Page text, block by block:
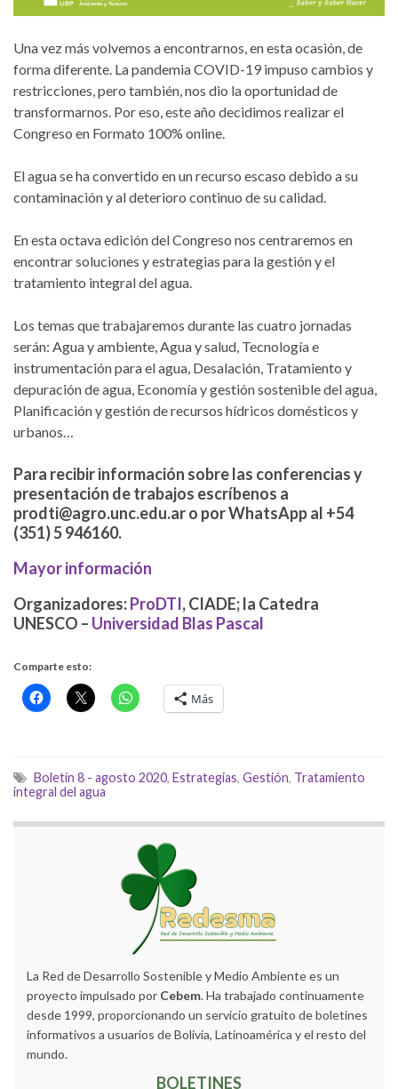
Una vez más volvemos a encontrarnos, en esta ocasión, de
forma diferente. La pandemia COVID-19 impuso cambios y
restricciones, pero también, nos dio la oportunidad de
transformarnos. Por eso, este año decidimos realizar el
Congreso en Formato 100% online.
El agua se ha convertido en un recurso escaso debido a su
contaminación y al deterioro continuo de su calidad.
En esta octava edición del Congreso nos centraremos en
encontrar soluciones y estrategias para la gestión y el
tratamiento integral del agua.
Los temas que trabajaremos durante las cuatro jornadas
serán: Agua y ambiente, Agua y salud, Tecnología e
instrumentación para el agua, Desalación, Tratamiento y
depuración de agua, Economía y gestión sostenible del agua,
Planificación y gestión de recursos hídricos domésticos y
urbanos…
Para recibir información sobre las conferencias y
presentación de trabajos escríbenos a
prodti@agro.unc.edu.ar o por WhatsApp al +54
(351) 5 946160.
Mayor información
Organizadores:ProDTI, CIADE; la Catedra
UNESCO – Universidad Blas Pascal
Comparte esto:
Más
Boletín 8 - agosto 2020, Estrategias, Gestión, Tratamiento
integral del agua
La Red de Desarrollo Sostenible y Medio Ambiente es un
proyecto impulsado por Cebem. Ha trabajado continuamente
desde 1999, proporcionando un servicio gratuito de boletines
informativos a usuarios de Bolivia, Latinoamérica y el resto del
mundo.
BOLETINES